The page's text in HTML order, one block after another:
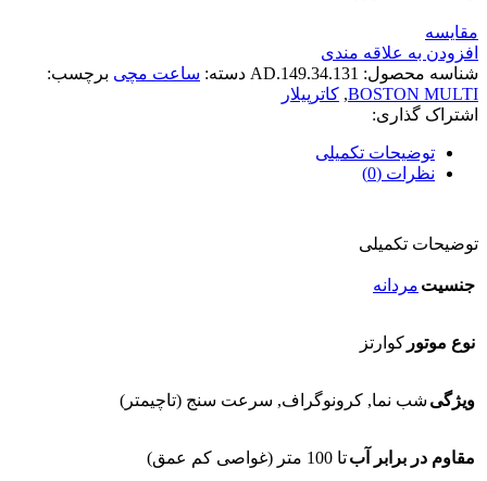
مقایسه
افزودن به علاقه مندی
شناسه محصول: AD.149.34.131 دسته: ساعت مچی برچسب:
BOSTON MULTI
, کاترپیلار
اشتراک گذاری:
توضیحات تکمیلی
نظرات (0)
توضیحات تکمیلی
جنسیت مردانه
نوع موتور کوارتز
ویژگی شب نما, کرونوگراف, سرعت سنج (تاچیمتر)
مقاوم در برابر آبتا 100 متر (غواصی کم عمق)